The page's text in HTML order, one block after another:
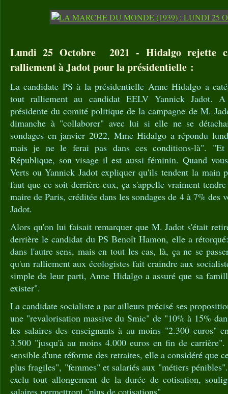
Lundi 25 Octobre 2021 - Hidalgo rejette
ralliement à Jadot pour la présidentielle :
La candidate PS à la présidentielle Anne Hidalgo a
tout ralliement au candidat EELV Yannick Jadot. A
présidente du comité politique de la campagne de M.
dimanche à "collaborer" avec lui si elle ne se
sondages en janvier 2022, Mme Hidalgo a répondu
mais je ne le ferai pas dans ces conditions-là".
République, son visage il est aussi féminin. Quand
Verts ou Yannick Jadot expliquer qu'ils tendent la main
faut que ce soit derrière eux, ça s'appelle vraiment
maire de Paris, créditée dans les sondages de 4 à 7%
Jadot.
Alors qu'on lui faisait remarquer que M. Jadot s'était
derrière le candidat du PS Benoît Hamon, elle a
dans l'autre sens, mais en tout les cas, là, ça ne se
qu'un ralliement aux écologistes fait craindre aux
simple de leur parti, Anne Hidalgo a assuré que sa
exister".
La candidate socialiste a par ailleurs précisé ses
une "revalorisation massive du Smic" de "10% à 15%
les salaires des enseignants à au moins "2.300 euros"
3.500 "jusqu'à au moins 4.000 euros en fin de
sensible d'une réforme des retraites, elle a considéré que
plus fragiles", "femmes" et salariés aux "métiers
exclu tout allongement de la durée de cotisation,
salaires permettront "plus de cotisations".